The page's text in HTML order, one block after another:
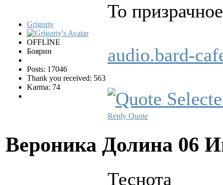
Grigoriy
OFFLINE
Боярин
Posts: 17046
Thank you received: 563
Karma: 74
То
audio.bard-
Reply Quote
Вероника Долина 06
Теснота